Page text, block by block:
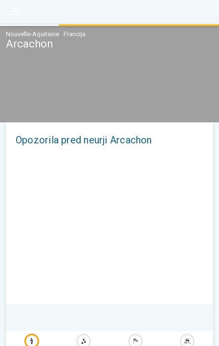
Nouvelle-Aquitaine · Francija
Arcachon
Opozorila pred neurji Arcachon